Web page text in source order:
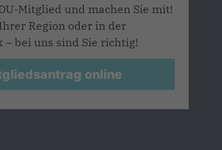
Mitglied und machen Sie mit!
Region oder in der
– bei uns sind Sie richtig!
online